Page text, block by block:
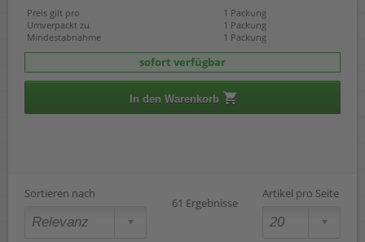
Preis gilt pro
1 Packung
Umverpackt zu
1 Packung
Mindestabnahme
1 Packung
sofort verfügbar
In den Warenkorb
Sortieren nach
61 Ergebnisse
Artikel pro Seite